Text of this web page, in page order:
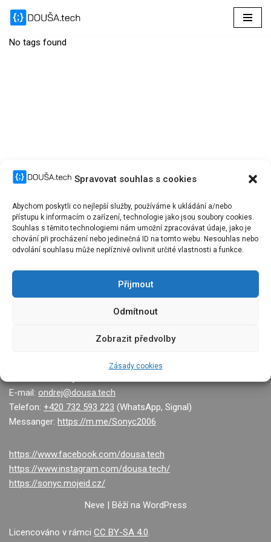
Spravovat souhlas s cookies
Abychom poskytli co nejlepší služby, používáme k ukládání a/nebo
přístupu k informacím o zařízení, technologie jako jsou soubory cookies.
Souhlas s těmito technologiemi nám umožní zpracovávat údaje, jako je
chování při procházení nebo jedinečná ID na tomto webu. Nesouhlas nebo
odvolání souhlasu může nepříznivě ovlivnit určité vlastnosti a funkce.
Přijmout
Odmítnout
Zobrazit předvolby
Zásady cookies
na
No tags found
E-mail: ondrej@dousa.tech
Telefon: +420 732 593 223 (WhatsApp, Signal)
Messanger: https://m.me/Sonyc2006
https://www.facebook.com/dousa.tech
https://www.instagram.com/dousa.tech/
https://sonyc.mojeid.cz/
Neve | Běží na WordPress
Licencováno v rámci CC BY-SA 4.0.